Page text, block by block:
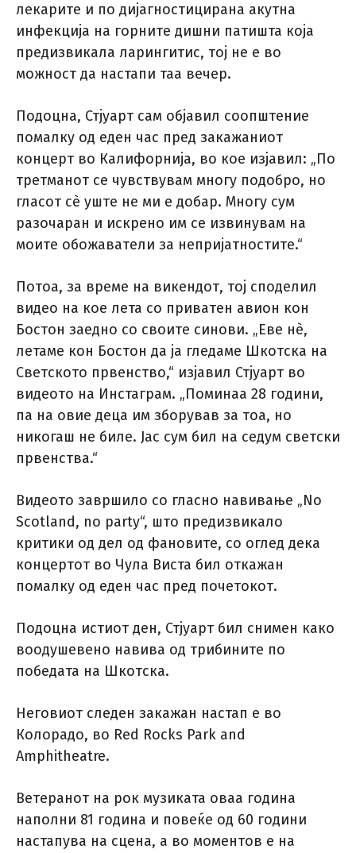
лекарите и по дијагностицирана акутна
инфекција на горните дишни патишта која
предизвикала ларингитис, тој не е во
можност да настапи таа вечер.
Подоцна, Стјуарт сам објавил соопштение
помалку од еден час пред закажаниот
концерт во Калифорнија, во кое изјавил: „По
третманот се чувствувам многу подобро, но
гласот сè уште не ми е добар. Многу сум
разочаран и искрено им се извинувам на
моите обожаватели за непријатностите.“
Потоа, за време на викендот, тој споделил
видео на кое лета со приватен авион кон
Бостон заедно со своите синови. „Еве нè,
летаме кон Бостон да ја гледаме Шкотска на
Светското првенство,“ изјавил Стјуарт во
видеото на Инстаграм. „Поминаа 28 години,
па на овие деца им зборував за тоа, но
никогаш не биле. Јас сум бил на седум светски
првенства.“
Видеото завршило со гласно навивање „No
Scotland, no party“, што предизвикало
критики од дел од фановите, со оглед дека
концертот во Чула Виста бил откажан
помалку од еден час пред почетокот.
Подоцна истиот ден, Стјуарт бил снимен како
воодушевено навива од трибините по
победата на Шкотска.
Неговиот следен закажан настап е во
Колорадо, во Red Rocks Park and
Amphitheatre.
Ветеранот на рок музиката оваа година
наполни 81 година и повеќе од 60 години
настапува на сцена, а во моментов е на